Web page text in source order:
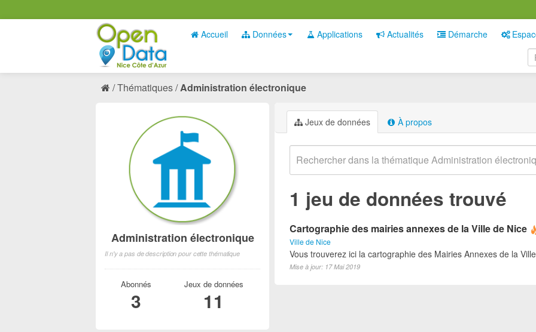
Accueil Données Applications Actualités Démarche
Thématiques Administration électronique
Jeux de données À propos
1 jeu de données trouvé
Cartographie des mairies annexes de la Ville de Nice
Ville de Nice
Vous trouverez ici la cartographie des Mairies Annexes de la
Mise à jour: 17 Mai 2019
Administration électronique
Il n'y a pas de description pour cette thématique
Abonnés
3
Jeux de données
11